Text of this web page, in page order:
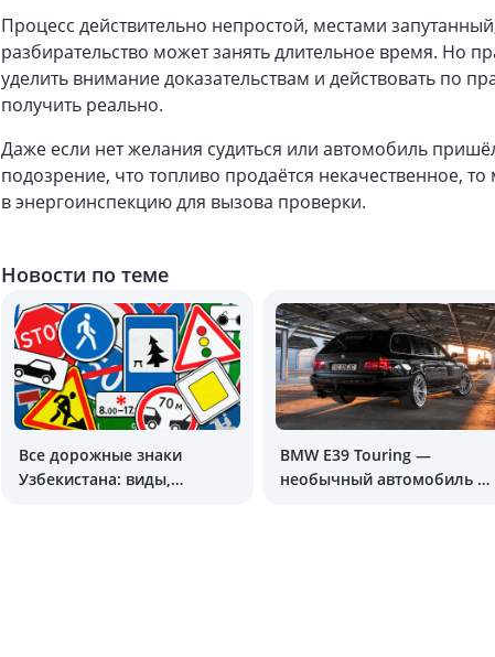
Процесс действительно непростой, местами
разбирательство может занять длительное время. Но
уделить внимание доказательствам и действовать по
получить реально.
Даже если нет желания судиться или автомобиль
подозрение, что топливо продаётся некачественное,
в энергоинспекцию для вызова проверки.
Новости по теме
Все дорожные знаки
Узбекистана: виды,
BMW E39 Touring —
необычный автомобиль на